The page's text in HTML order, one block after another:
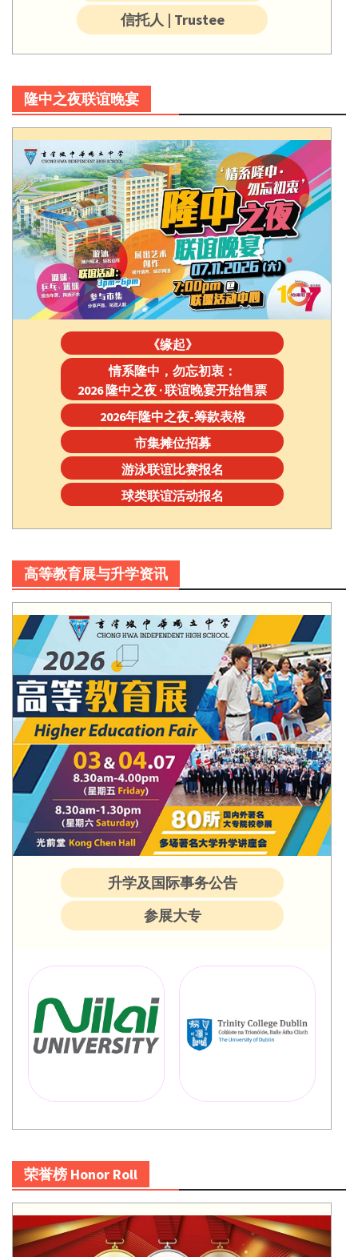
信托人 | Trustee
隆中之夜联谊晚宴
《缘起》
情系隆中，勿忘初衷：
2026 隆中之夜 · 联谊晚宴开始售票
2026年隆中之夜-筹款表格
市集摊位招募
游泳联谊比赛报名
球类联谊活动报名
高等教育展与升学资讯
升学及国际事务公告
参展大专
荣誉榜 Honor Roll